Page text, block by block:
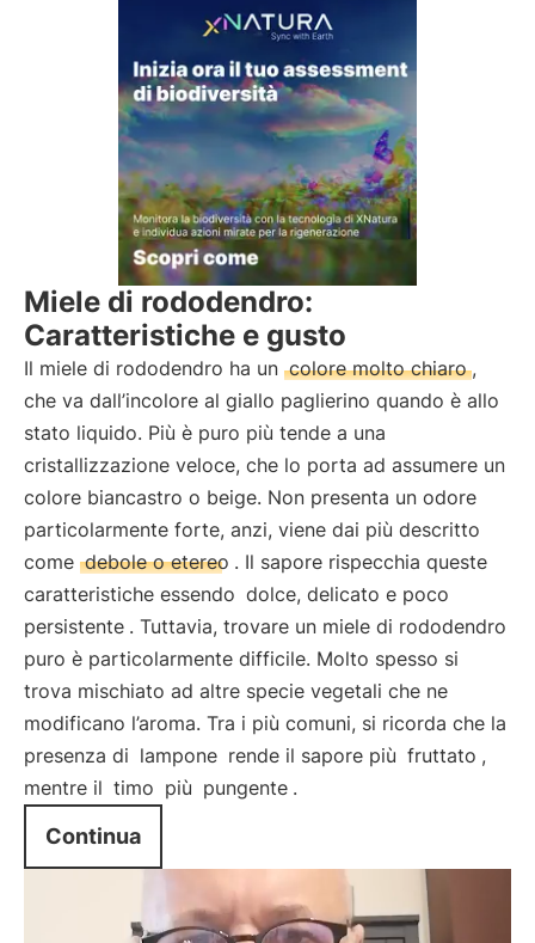
Miele di rododendro:
Caratteristiche e gusto
Il miele di rododendro ha un colore molto chiaro ,
che va dall’incolore al giallo paglierino quando è allo
stato liquido. Più è puro più tende a una
cristallizzazione veloce, che lo porta ad assumere un
colore biancastro o beige. Non presenta un odore
particolarmente forte, anzi, viene dai più descritto
come debole o etereo . Il sapore rispecchia queste
caratteristiche essendo dolce, delicato e poco
persistente . Tuttavia, trovare un miele di rododendro
puro è particolarmente difficile. Molto spesso si
trova mischiato ad altre specie vegetali che ne
modificano l’aroma. Tra i più comuni, si ricorda che la
presenza di lampone rende il sapore più fruttato ,
mentre il timo più pungente .
Continua